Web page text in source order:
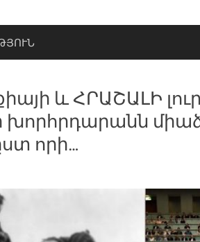
և ՀՐԱՇԱԼԻ
խորհրդարանն
որի…